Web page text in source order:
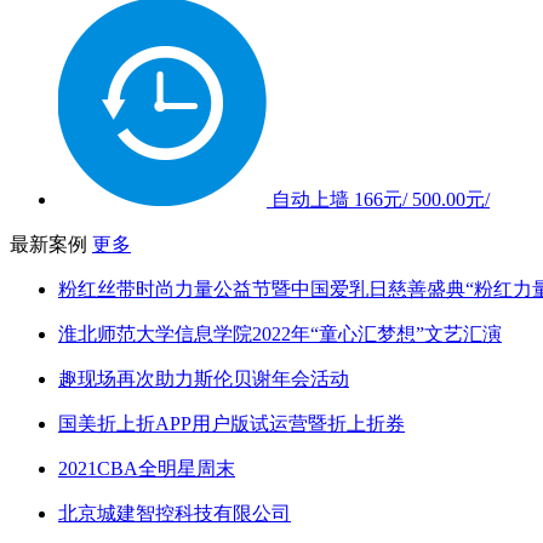
自动上墙 166元/ 500.00元/
最新案例 更多
粉红丝带时尚力量公益节暨中国爱乳日慈善盛典“粉红力
淮北师范大学信息学院2022年“童心汇梦想”文艺汇演
趣现场再次助力斯伦贝谢年会活动
国美折上折APP用户版试运营暨折上折券
2021CBA全明星周末
北京城建智控科技有限公司